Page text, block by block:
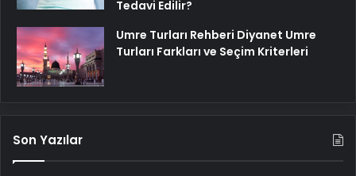
Tedavi Edilir?
Umre Turları Rehberi Diyanet Umre
Turları Farkları ve Seçim Kriterleri
Son Yazılar